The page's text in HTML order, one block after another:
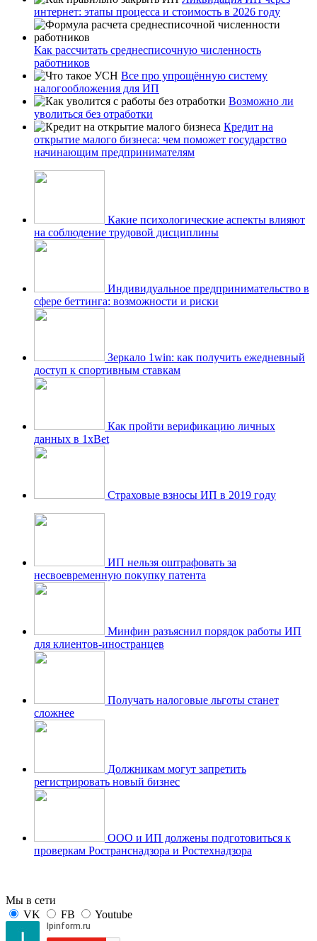
интернет: этапы процесса и стоимость в 2026 году
Как рассчитать среднесписочную численность
работников
Все про упрощённую систему
налогообложения для ИП
Возможно ли
уволиться без отработки
Кредит на
открытие малого бизнеса: чем поможет государство
начинающим предпринимателям
Какие психологические аспекты влияют
на соблюдение трудовой дисциплины
Индивидуальное предпринимательство в
сфере беттинга: возможности и риски
Зеркало 1win: как получить ежедневный
доступ к спортивным ставкам
Как пройти верификацию личных
данных в 1xBet
Страховые взносы ИП в 2019 году
ИП нельзя оштрафовать за
несвоевременную покупку патента
Минфин разъяснил порядок работы ИП
для клиентов-иностранцев
Получать налоговые льготы станет
сложнее
Должникам могут запретить
регистрировать новый бизнес
ООО и ИП должены подготовиться к
проверкам Ространснадзора и Ростехнадзора
Мы в сети
VK
FB Youtube